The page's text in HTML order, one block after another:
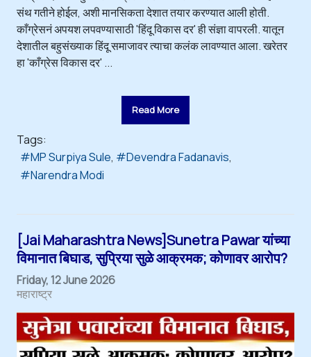
संथ गतीने होईल, अशी मानसिकता देशात तयार करण्यात आली होती.
काँग्रेसनं अपयश लपवण्यासाठी 'हिंदू विकास दर' ही संज्ञा वापरली. यातून
देशातील बहुसंख्याक हिंदू समाजावर त्याचा कलंक लावण्यात आला. खरेतर
हा 'काँग्रेस विकास दर' ...
Read More
Tags:
MP Surpiya Sule
Devendra Fadanavis
Narendra Modi
[Jai Maharashtra News]Sunetra Pawar यांच्या
विमानात बिघाड, सुप्रिया सुळे आक्रमक; कोणावर आरोप?
Friday, 12 June 2026
महाराष्ट्र